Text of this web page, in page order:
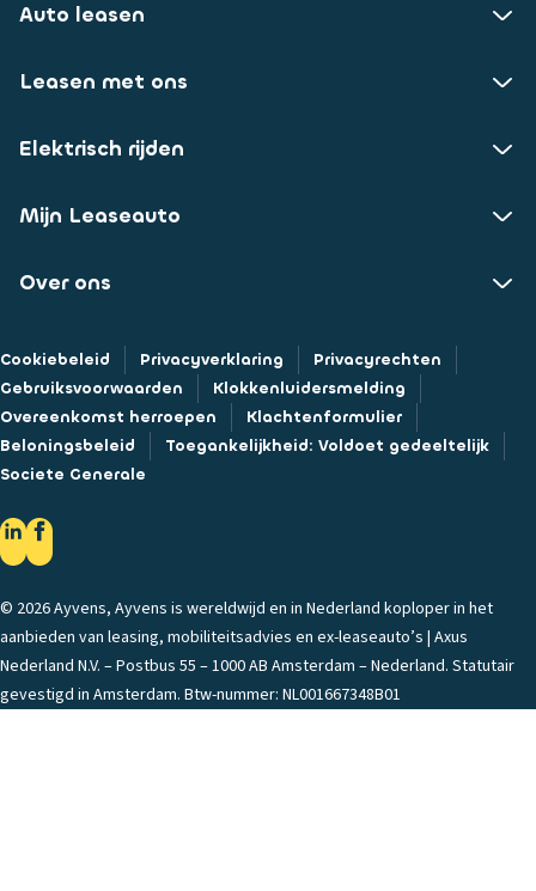
Auto leasen
Leasen met ons
Elektrisch rijden
Mijn Leaseauto
Over ons
Cookiebeleid Privacyverklaring
Privacyrechten
Gebruiksvoorwaarden
Klokkenluidersmelding
Overeenkomst herroepen
Klachtenformulier
Beloningsbeleid
Toegankelijkheid: Voldoet gedeeltelijk
Societe Generale
© 2026 Ayvens, Ayvens is wereldwijd en in Nederland koploper in het
aanbieden van leasing, mobiliteitsadvies en ex-leaseauto’s | Axus
Nederland N.V. – Postbus 55 – 1000 AB Amsterdam – Nederland. Statutair
gevestigd in Amsterdam. Btw-nummer: NL001667348B01